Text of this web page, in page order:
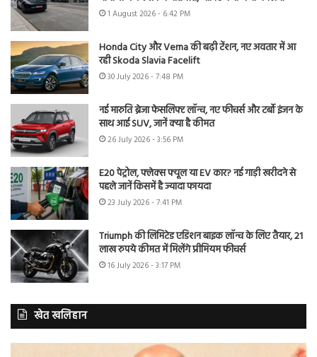
1 August 2026 - 6:42 PM
Honda City और Verna की बढ़ी टेंशन, नए अवतार में आ
रही Skoda Slavia Facelift
30 July 2026 - 7:48 PM
नई मारुति ब्रेजा फेसलिफ्ट लॉन्च, नए फीचर्स और टर्बो इंजन के
साथ आई SUV, जानें क्या है कीमत
26 July 2026 - 3:56 PM
E20 पेट्रोल, फ्लेक्स फ्यूल या EV कार? नई गाड़ी खरीदने से
पहले जानें किसमें है ज्यादा फायदा
23 July 2026 - 7:41 PM
Triumph की लिमिटेड एडिशन बाइक लॉन्च के लिए तैयार, 21
लाख रुपये कीमत में मिलेंगे प्रीमियम फीचर्स
16 July 2026 - 3:17 PM
खेत खलिहान